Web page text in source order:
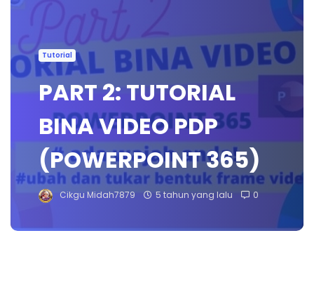
Tutorial
PART 2: TUTORIAL
BINA VIDEO PDP
(POWERPOINT 365)
Cikgu Midah7879 5 tahun yang lalu 0